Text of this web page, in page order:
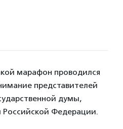
марафон проводился
представителей
думы,
Федерации.